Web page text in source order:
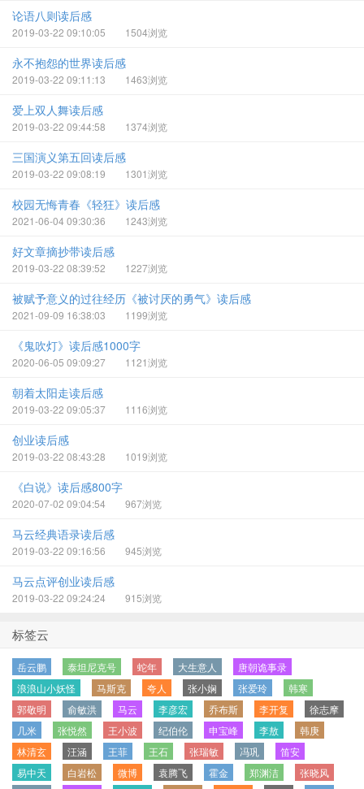
论语八则读后感
2019-03-22 09:10:05 1504浏览
永不抱怨的世界读后感
2019-03-22 09:11:13 1463浏览
爱上双人舞读后感
2019-03-22 09:44:58 1374浏览
三国演义第五回读后感
2019-03-22 09:08:19 1301浏览
校园无悔青春《轻狂》读后感
2021-06-04 09:30:36 1243浏览
好文章摘抄带读后感
2019-03-22 08:39:52 1227浏览
被赋予意义的过往经历《被讨厌的勇气》读后感
2021-09-09 16:38:03 1199浏览
《鬼吹灯》读后感1000字
2020-06-05 09:09:27 1121浏览
朝着太阳走读后感
2019-03-22 09:05:37 1116浏览
创业读后感
2019-03-22 08:43:28 1019浏览
《白说》读后感800字
2020-07-02 09:04:54 967浏览
马云经典语录读后感
2019-03-22 09:16:56 945浏览
马云点评创业读后感
2019-03-22 09:24:24 915浏览
标签云
岳云鹏 泰坦尼克号 蛇年 大生意人
唐朝诡事录
浪浪山小妖怪
马斯克 夸人 张小娴 张爱玲
韩寒
郭敬明
俞敏洪 马云 李彦宏 乔布斯 李开复
徐志摩
几米
张悦然 王小波 纪伯伦 申宝峰 李敖
韩庚
林清玄
汪涵 王菲 王石 张瑞敏 冯巩
笛安
易中天
白岩松 微博 袁腾飞 霍金 郑渊洁
张晓风